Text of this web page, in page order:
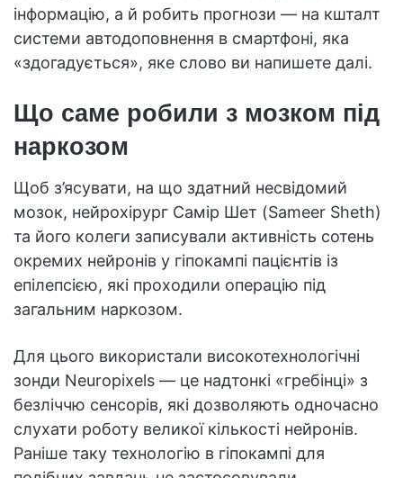
інформацію, а й робить прогнози — на кшталт
системи автодоповнення в смартфоні, яка
«здогадується», яке слово ви напишете далі.
Що саме робили з мозком під
наркозом
Щоб з’ясувати, на що здатний несвідомий
мозок, нейрохірург Самір Шет (Sameer Sheth)
та його колеги записували активність сотень
окремих нейронів у гіпокампі пацієнтів із
епілепсією, які проходили операцію під
загальним наркозом.
Для цього використали високотехнологічні
зонди Neuropixels — це надтонкі «гребінці» з
безліччю сенсорів, які дозволяють одночасно
слухати роботу великої кількості нейронів.
Раніше таку технологію в гіпокампі для